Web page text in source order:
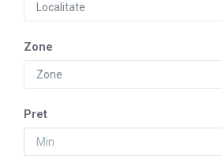
Localitate
Zone
Zone
Pret